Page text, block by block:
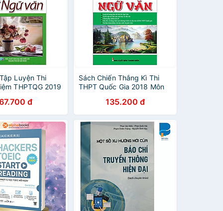
Luyện Thi
THPTQG 2019
đ
Sách Chiến Thắng Kì Thi
THPT Quốc Gia 2018 Môn
135.200 đ